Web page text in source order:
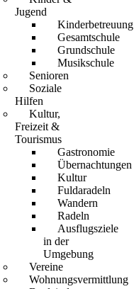
Jugend
Kinderbetreuung
Gesamtschule
Grundschule
Musikschule
Senioren
Soziale
Hilfen
Kultur,
Freizeit &
Tourismus
Gastronomie
Übernachtungen
Kultur
Fuldaradeln
Wandern
Radeln
Ausflugsziele
in der
Umgebung
Vereine
Wohnungsvermittlung